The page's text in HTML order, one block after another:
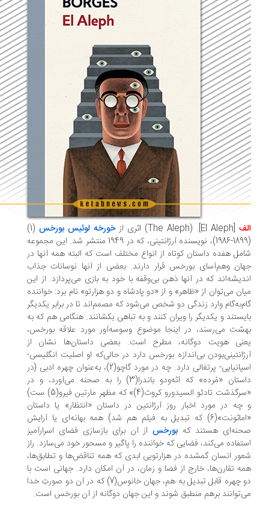
خورخه لوئیس بورخس
(1)
(1899-1986)، نویسنده آرژانتینی، که در 1949 منتشر شد. این مجموعه
هفده داستان کوتاه از انواع مختلف است که البته همه آنها در
وهم‌آسای بورخس قرار دارند. بعضی از آنها نوسانات جذاب
که در آنها ذهن بی‌وقفه با خود به بازی می‌پردازد. از این
می‌توان از «ظاهر» و از «دو پادشاه و دو هزارتو» نام برد: خواننده
وارد زندگی دو شخص می‌شود که مصمم‌اند تا در برابر یکدیگر
و یکدیگر را ویران کنند و به تباهی بکشانند. هنگامی هم که به
می‌رسند، در اینجا موضوع وسوسه‌آور مورد علاقه بورخس،
هویت دوگانه، مطرح است. بعضی داستان‌ها نشان از
بی‌اندازه بورخس دارد در حالی‌که او اصلیت انگلیسی-
اسپانیایی- پرتغالی دارد. چه در مورد گاچو(2)، به‌عنوان چهره ادبی (در
داستان «مُرده» که آثه‌ودو باندرا(3) را به صحنه می‌آورد، و در
«سرگذشت تادئو السیدورو کروث(4)» که مظهر مارتین فیرو(5) ست)
در مورد اخبار روز آرژانتین در داستان «انتظار» یا داستان
«اماثونت»(6) که تبدیل به فیلم هم شد) همه بهانه‌ای یا آرایش
هستند کهبورخساز آن برای بازسازی فضای اسرارآمیز
می‌کند، فضایی که خواننده را پاگیر و مسحور خود می‌سازد. راز
انسان گمشده در هزارتویی ابدی که همه تناقض‌ها و تطابق‌ها،
تقارن‌ها، خارج از فضا و زمان، در آن امکان دارد. جهانی است با
دو چهره قابل تبدیل به هم، جهان خانوس(7) که در آن دو صورتِ خدا
برهم منطبق شوند و این جهان دوگانه از آن بورخس است.